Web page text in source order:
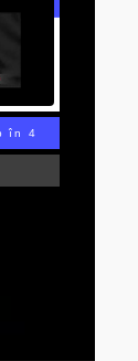
în 3